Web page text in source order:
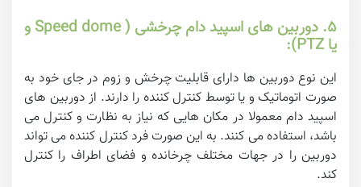
۵. دوربین های اسپید دام چرخشی ( Speed dome و
یا PTZ):
این نوع دوربین ها دارای قابلیت چرخش و زوم در جای خود به
صورت اتوماتیک و یا توسط کنترل کننده را دارند. از دوربین های
اسپید دام معمولا در مکان هایی که نیاز به نظارت و کنترل می
باشد، استفاده می کنند. به این صورت فرد کنترل کننده می تواند
دوربین را در جهات مختلف چرخانده و فضای اطراف را کنترل
کند.